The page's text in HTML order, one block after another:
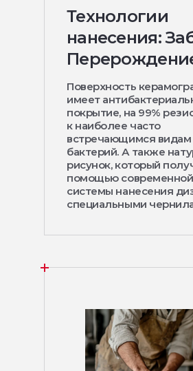
Технологии
нанесения:
Поверхность
имеет
покрытие, на 99%
к наиболее часто
встречающимся видам
бактерий. А также
рисунок, который
помощью современной
системы нанесения
специальными